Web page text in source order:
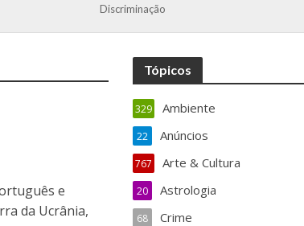
Discriminação
e
da Ucrânia,
Tópicos
Ambiente
329
Anúncios
22
Arte & Cultura
767
Astrologia
20
Crime
68